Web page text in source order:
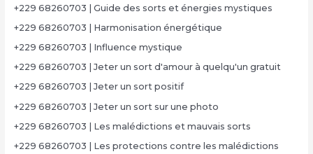
+229 68260703 | Guide des sorts et énergies mystiques
+229 68260703 | Harmonisation énergétique
+229 68260703 | Influence mystique
+229 68260703 | Jeter un sort d'amour à quelqu'un gratuit
+229 68260703 | Jeter un sort positif
+229 68260703 | Jeter un sort sur une photo
+229 68260703 | Les malédictions et mauvais sorts
+229 68260703 | Les protections contre les malédictions